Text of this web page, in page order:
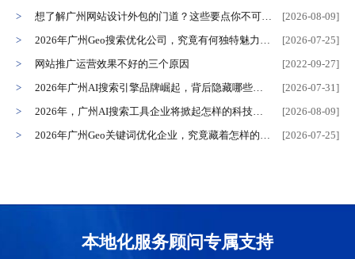
想了解广州网站设计外包的门道？这些要点你不可错过！
[2026-08-09]
2026年广州Geo搜索优化公司，究竟有何独特魅力值得关注？
[2026-07-25]
网站推广运营效果不好的三个原因
[2022-09-27]
2026年广州AI搜索引擎品牌崛起，背后隐藏哪些行业新趋势？
[2026-07-31]
2026年，广州AI搜索工具企业将掀起怎样的科技风暴？
[2026-08-09]
2026年广州Geo关键词优化企业，究竟藏着怎样的营销秘诀？
[2026-07-25]
本地化服务顾问专属支持